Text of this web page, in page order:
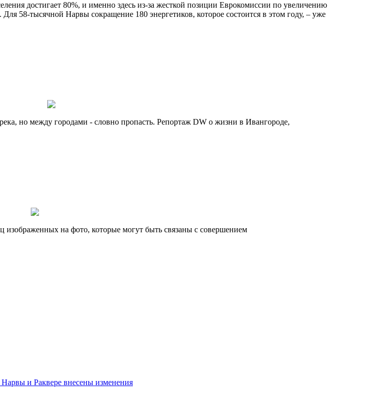
достигает 80%, и именно здесь из-за жесткой позиции Еврокомиссии по увеличению
58-тысячной Нарвы сокращение 180 энергетиков, которое состоится в этом году, – уже
но между городами - словно пропасть. Репортаж DW о жизни в Ивангороде,
на фото, которые могут быть связаны с совершением
и Раквере внесены изменения